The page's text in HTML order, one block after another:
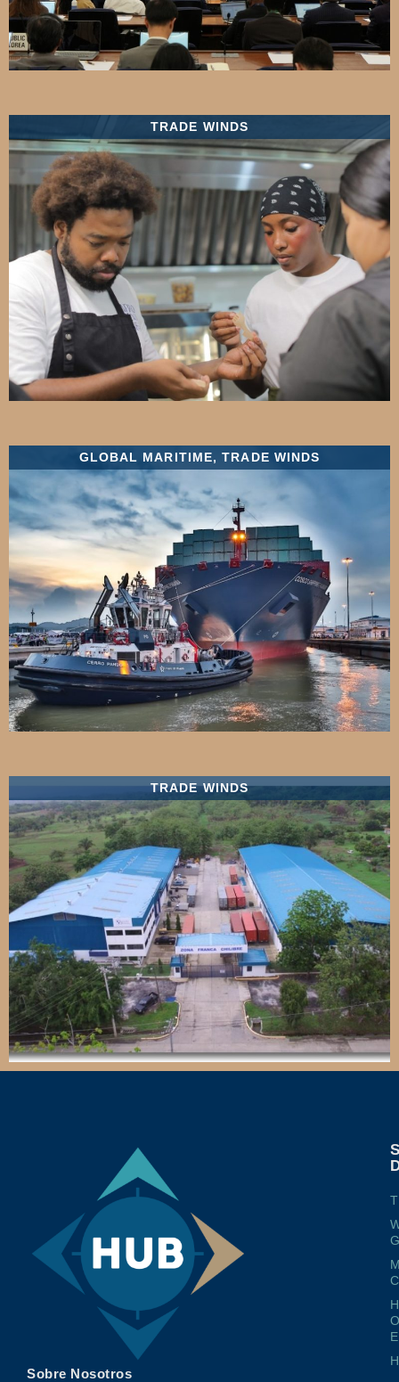
TRADE WINDS
GLOBAL MARITIME,TRADE WINDS
TRADE WINDS
Sobre Nosotros